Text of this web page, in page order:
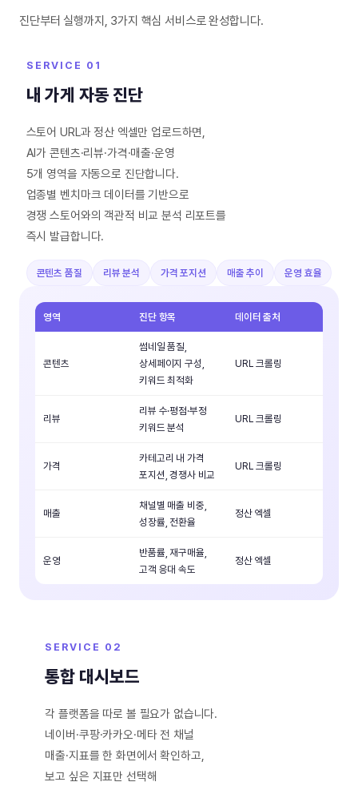
진단부터 실행까지, 3가지 핵심 서비스로 완성합니다.
SERVICE 01
내 가게 자동 진단
스토어 URL과 정산 엑셀만 업로드하면,
AI가 콘텐츠·리뷰·가격·매출·운영
5개 영역을 자동으로 진단합니다.
업종별 벤치마크 데이터를 기반으로
경쟁 스토어와의 객관적 비교 분석 리포트를
즉시 발급합니다.
콘텐츠 품질 리뷰 분석 가격 포지션 매출 추이 운영 효율
영역 진단 항목 데이터 출처
콘텐츠
썸네일 품질,
상세페이지 구성,
키워드 최적화
URL 크롤링
리뷰
리뷰 수·평점·부정
키워드 분석
URL 크롤링
가격
카테고리 내 가격
포지션, 경쟁사 비교
URL 크롤링
매출
채널별 매출 비중,
성장률, 전환율
정산 엑셀
운영
반품률, 재구매율,
고객 응대 속도
정산 엑셀
SERVICE 02
통합 대시보드
각 플랫폼을 따로 볼 필요가 없습니다.
네이버·쿠팡·카카오·메타 전 채널
매출·지표를 한 화면에서 확인하고,
보고 싶은 지표만 선택해